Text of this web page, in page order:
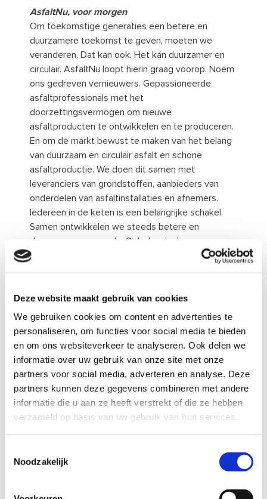
Deze website maakt gebruik van cookies
We gebruiken cookies om content en advertenties te
personaliseren, om functies voor social media te bieden
en om ons websiteverkeer te analyseren. Ook delen we
informatie over uw gebruik van onze site met onze
partners voor social media, adverteren en analyse. Deze
partners kunnen deze gegevens combineren met andere
informatie die u aan ze heeft verstrekt of die ze hebben
verzameld op basis van uw gebruik van hun services.
Noodzakelijk
AsfaltNu, voor morgen
Om toekomstige generaties een betere en
duurzamere toekomst te geven, moeten we
veranderen. Dat kan ook. Het kán duurzamer en
circulair. AsfaltNu loopt hierin graag voorop. Noem
ons gedreven vernieuwers. Gepassioneerde
asfaltprofessionals met het
doorzettingsvermogen om nieuwe
asfaltproducten te ontwikkelen en te produceren.
En om de markt bewust te maken van het belang
van duurzaam en circulair asfalt en schone
asfaltproductie. We doen dit samen met
leveranciers van grondstoffen, aanbieders van
onderdelen van asfaltinstallaties en afnemers.
Iedereen in de keten is een belangrijke schakel.
Samen ontwikkelen we steeds betere en
duurzamere mengsels. Ook de winning en
productie van grondstoffen kan en moet schoner.
En samen werken we aan de schone
bereiken we de komende jaren samen.